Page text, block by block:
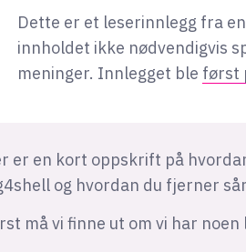
Dette er et leserinnlegg fra
innholdet ikke nødvendigvis
meninger. Innlegget ble først
er en kort oppskrift på
og hvordan du fjerner
må vi finne ut om vi har